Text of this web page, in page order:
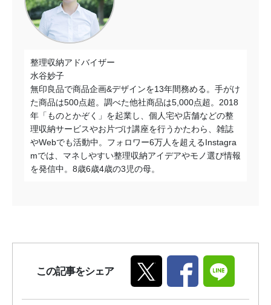
整理収納アドバイザー
水谷妙子
無印良品で商品企画&デザインを13年間務める。手がけ
た商品は500点超。調べた他社商品は5,000点超。2018
年「ものとかぞく」を起業し、個人宅や店舗などの整
理収納サービスやお片づけ講座を行うかたわら、雑誌
やWebでも活動中。フォロワー6万人を超えるInstagra
mでは、マネしやすい整理収納アイデアやモノ選び情報
を発信中。8歳6歳4歳の3児の母。
この記事をシェア